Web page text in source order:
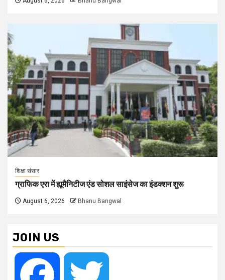
शिक्षा संसार
ग्राफिक एरा में ह्यूमैनिटीज एंड सोशल साइंसेज का इंडक्शन शुरू
August 6, 2026 Bhanu Bangwal
JOIN US
Facebook